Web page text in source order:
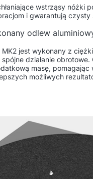
wstrząsy nóżki
i gwarantują czysty
odlew
MK2 jest wykonany z
działanie
masę, pomagając
możliwych